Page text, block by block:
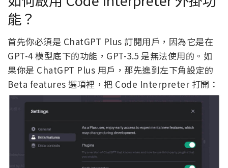
能？
首先你必須是 ChatGPT Plus 訂閱用戶，因為它是在
GPT-4 模型底下的功能，GPT-3.5 是無法使用的。如
果你是 ChatGPT Plus 用戶，那先進到左下角設定的
Beta features 選項裡，把 Code Interpreter 打開：